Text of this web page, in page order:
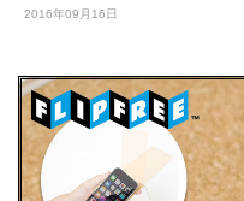
2016年09月16日